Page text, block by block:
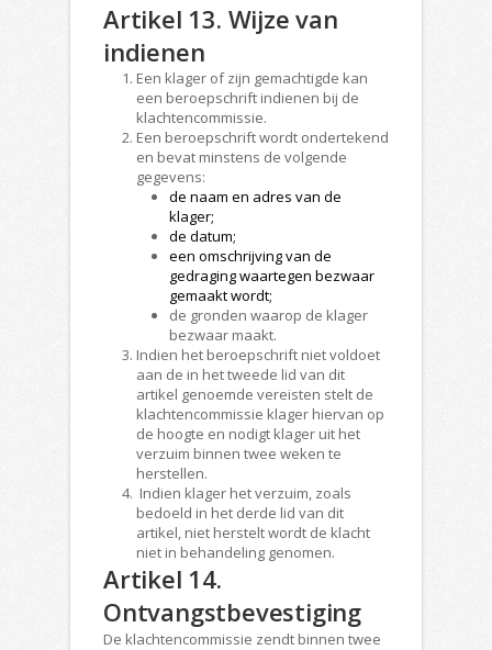
Artikel 13. Wijze van
indienen
Een klager of zijn gemachtigde kan
een beroepschrift indienen bij de
klachtencommissie.
Een beroepschrift wordt ondertekend
en bevat minstens de volgende
gegevens:
de naam en adres van de
klager;
de datum;
een omschrijving van de
gedraging waartegen bezwaar
gemaakt wordt;
de gronden waarop de klager
bezwaar maakt.
Indien het beroepschrift niet voldoet
aan de in het tweede lid van dit
artikel genoemde vereisten stelt de
klachtencommissie klager hiervan op
de hoogte en nodigt klager uit het
verzuim binnen twee weken te
herstellen.
Indien klager het verzuim, zoals
bedoeld in het derde lid van dit
artikel, niet herstelt wordt de klacht
niet in behandeling genomen.
Artikel 14.
Ontvangstbevestiging
De klachtencommissie zendt binnen twee